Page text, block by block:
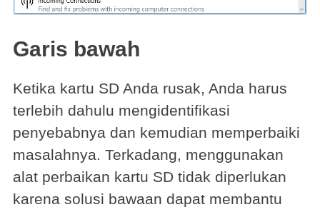
Garis bawah
Ketika kartu SD Anda rusak, Anda harus
terlebih dahulu mengidentifikasi
penyebabnya dan kemudian memperbaiki
masalahnya. Terkadang, menggunakan
alat perbaikan kartu SD tidak diperlukan
karena solusi bawaan dapat membantu